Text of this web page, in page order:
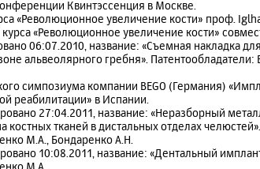
Квинтэссенция в Москве.
«Революционное увеличение кости» проф.
«Революционное увеличение кости»
06:07.2010, название: «Съемная накладка
альвеолярного гребня». Патентообладатели:
симпозиума компании BEGO (Германия)
реабилитации» в Испании.
27:04.2011, название: «Неразборный
тканей в дистальных отделах
М.А., Бондаренко А.Н.
10:08.2011, название: «Дентальный
М.А.